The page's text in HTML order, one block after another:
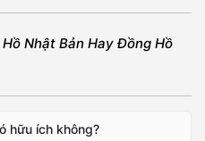
Nhật Bản Hay Đồng Hồ
hữu ích không?